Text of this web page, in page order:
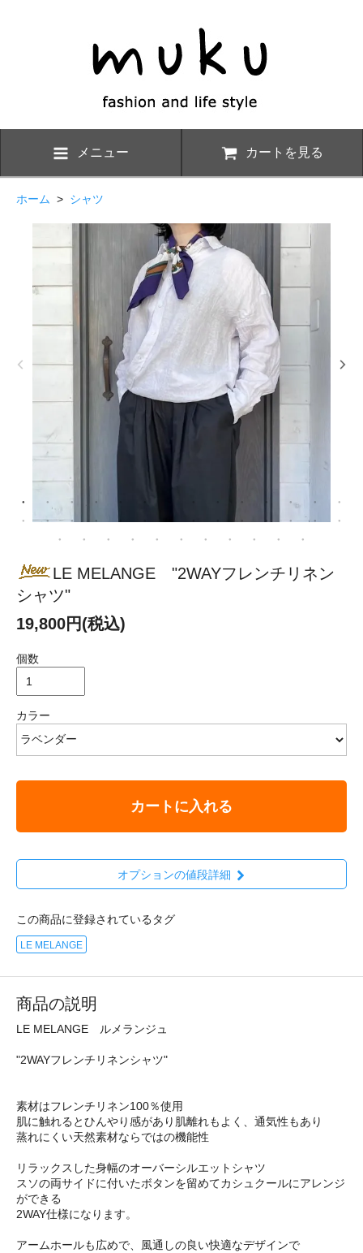
メニュー カートを見る
ホーム > シャツ
LE MELANGE "2WAYフレンチリネン
シャツ"
19,800円(税込)
個数
カラー
カートに入れる
オプションの値段詳細
この商品に登録されているタグ
LE MELANGE
商品の説明
LE MELANGE ルメランジュ
"2WAYフレンチリネンシャツ"
素材はフレンチリネン100％使用
肌に触れるとひんやり感があり肌離れもよく、通気性もあり
蒸れにくい天然素材ならではの機能性
リラックスした身幅のオーバーシルエットシャツ
スソの両サイドに付いたボタンを留めてカシュクールにアレンジ
ができる
2WAY仕様になります。
アームホールも広めで、風通しの良い快適なデザインで